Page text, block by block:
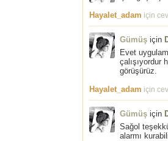
Hayalet_adam için
Gümüş için
Evet
çalışıyordur
görüşürüz.
Hayalet_adam için
Gümüş için
Sağol
alarmı